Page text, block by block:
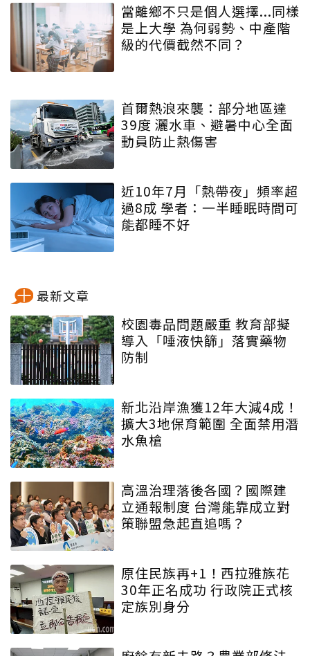
當離鄉不只是個人選擇...同樣
是上大學 為何弱勢、中產階
級的代價截然不同？
首爾熱浪來襲：部分地區達
39度 灑水車、避暑中心全面
動員防止熱傷害
近10年7月「熱帶夜」頻率超
過8成 學者：一半睡眠時間可
能都睡不好
最新文章
校園毒品問題嚴重 教育部擬
導入「唾液快篩」落實藥物
防制
新北沿岸漁獲12年大減4成！
擴大3地保育範圍 全面禁用潛
水魚槍
高溫治理落後各國？國際建
立通報制度 台灣能靠成立對
策聯盟急起直追嗎？
原住民族再+1！西拉雅族花
30年正名成功 行政院正式核
定族別身分